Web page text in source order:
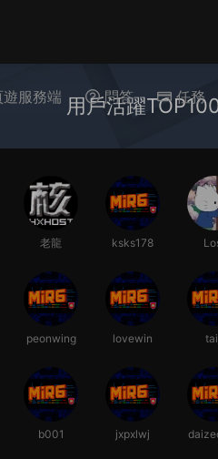
遊服務端 問答 任務
用戶活躍
老龍 ksks178
peonwing lovewin
b001 jxpxlwj